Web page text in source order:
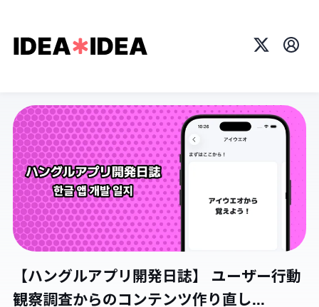
X プロ
【ハングルアプリ開発日誌】 ユーザー行動
観察調査からのコンテンツ作り直し...